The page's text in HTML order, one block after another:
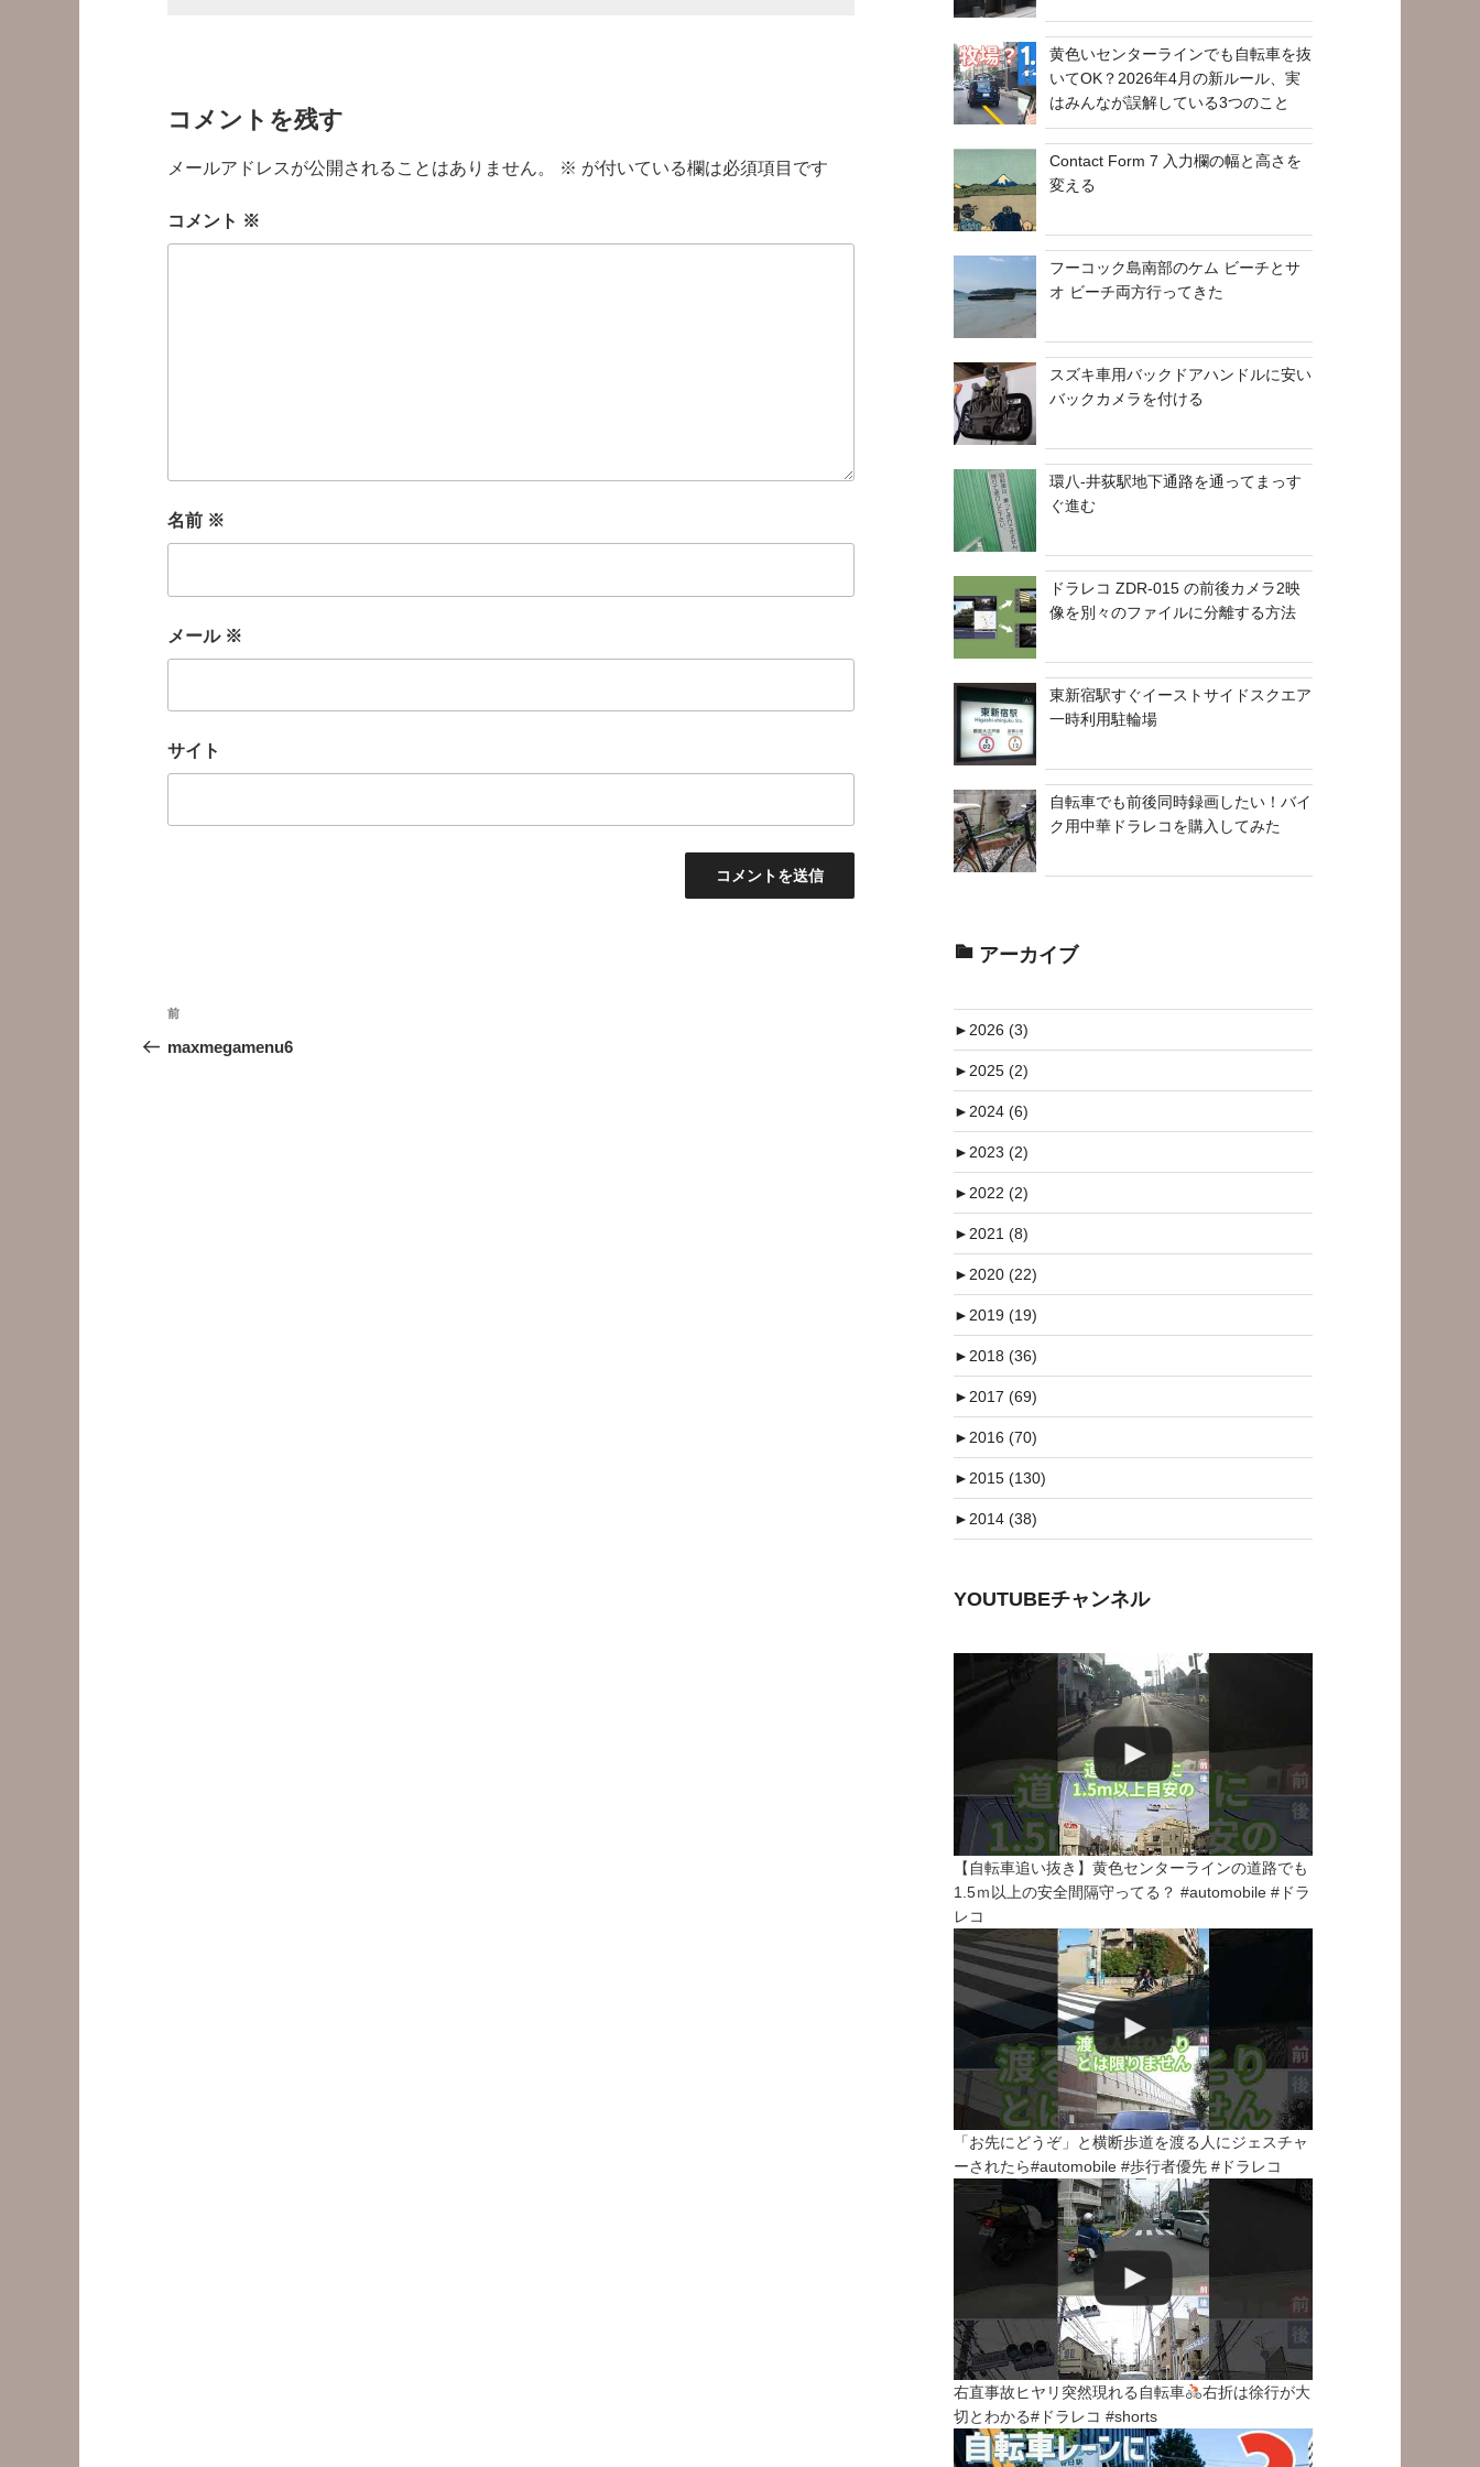
コメントを残す
メールアドレスが公開されることはありません。 ※ が付いている欄は必須項目です
コメント ※
名前 ※
メール ※
サイト
投
稿
前
の
前
maxmegamenu6
黄色いセンターラインでも自転車を抜
いてOK？2026年4月の新ルール、実
はみんなが誤解している3つのこと
Contact Form 7 入力欄の幅と高さを
変える
フーコック島南部のケム ビーチとサ
オ ビーチ両方行ってきた
スズキ車用バックドアハンドルに安い
バックカメラを付ける
環八-井荻駅地下通路を通ってまっす
ぐ進む
ドラレコ ZDR-015 の前後カメラ2映
像を別々のファイルに分離する方法
東新宿駅すぐイーストサイドスクエア
一時利用駐輪場
自転車でも前後同時録画したい！バイ
ク用中華ドラレコを購入してみた
アーカイブ
►2026 (3)
►2025 (2)
►2024 (6)
►2023 (2)
►2022 (2)
►2021 (8)
►2020 (22)
►2019 (19)
►2018 (36)
►2017 (69)
►2016 (70)
►2015 (130)
►2014 (38)
YOUTUBEチャンネル
【自転車追い抜き】黄色センターラインの道路でも
1.5ｍ以上の安全間隔守ってる？ #automobile #ドラ
レコ
「お先にどうぞ」と横断歩道を渡る人にジェスチャ
ーされたら#automobile #歩行者優先 #ドラレコ
右直事故ヒヤリ突然現れる自転車
右折は徐行が大
切とわかる#ドラレコ #shorts